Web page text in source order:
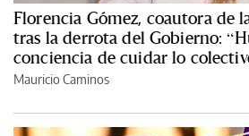
Florencia Gómez, coautora de
tras la derrota del Gobierno:
conciencia de cuidar lo
Mauricio Caminos